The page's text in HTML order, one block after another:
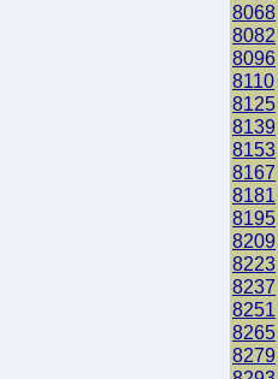
8068
8082
8096
8110
8125
8139
8153
8167
8181
8195
8209
8223
8237
8251
8265
8279